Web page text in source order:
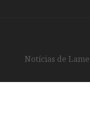
Notícias de